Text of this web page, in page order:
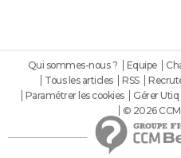
Qui sommes-nous ? Equipe
Tous les articles
RSS
Paramétrer les cookies
Gérer Utiq
© 2026